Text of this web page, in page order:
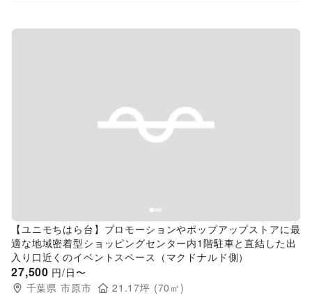
Previous slide
【ユニモちはら台】プロモーションやポップアップストアに最
適な地域密着型ショッピングセンター内1階駐車と直結した出
入り口近くのイベントスペース（マクドナルド側）
27,500 円/日〜
千葉県 市原市 21.17坪 (70 ㎡)